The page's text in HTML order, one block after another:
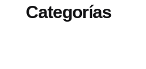
Categorías